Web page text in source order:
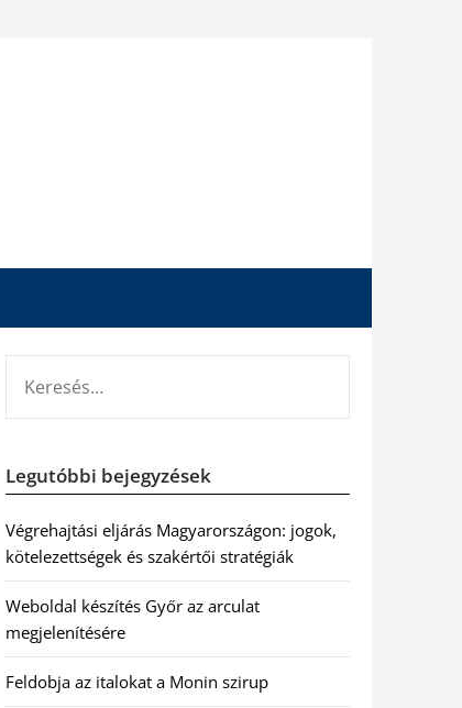
Legutóbbi bejegyzések
Végrehajtási eljárás Magyarországon: jogok,
kötelezettségek és szakértői stratégiák
Weboldal készítés Győr az arculat
megjelenítésére
Feldobja az italokat a Monin szirup